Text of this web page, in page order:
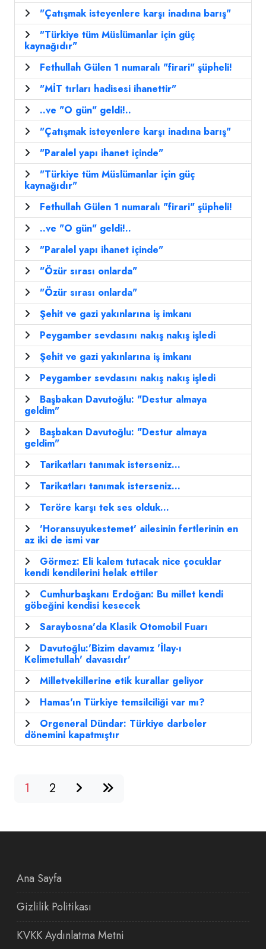
"Çatışmak isteyenlere karşı inadına barış"
"Türkiye tüm Müslümanlar için güç
kaynağıdır"
Fethullah Gülen 1 numaralı "firari" şüpheli!
"MİT tırları hadisesi ihanettir"
..ve "O gün" geldi!..
"Çatışmak isteyenlere karşı inadına barış"
"Paralel yapı ihanet içinde"
"Türkiye tüm Müslümanlar için güç
kaynağıdır"
Fethullah Gülen 1 numaralı "firari" şüpheli!
..ve "O gün" geldi!..
"Paralel yapı ihanet içinde"
"Özür sırası onlarda"
"Özür sırası onlarda"
Şehit ve gazi yakınlarına iş imkanı
Peygamber sevdasını nakış nakış işledi
Şehit ve gazi yakınlarına iş imkanı
Peygamber sevdasını nakış nakış işledi
Başbakan Davutoğlu: "Destur almaya
geldim"
Başbakan Davutoğlu: "Destur almaya
geldim"
Tarikatları tanımak isterseniz...
Tarikatları tanımak isterseniz...
Teröre karşı tek ses olduk...
'Horansuyukestemet' ailesinin fertlerinin en
az iki de ismi var
Görmez: Eli kalem tutacak nice çocuklar
kendi kendilerini helak ettiler
Cumhurbaşkanı Erdoğan: Bu millet kendi
göbeğini kendisi kesecek
Saraybosna'da Klasik Otomobil Fuarı
Davutoğlu:'Bizim davamız 'İlay-ı
Kelimetullah' davasıdır'
Milletvekillerine etik kurallar geliyor
Hamas'ın Türkiye temsilciliği var mı?
Orgeneral Dündar: Türkiye darbeler
dönemini kapatmıştır
1 2
Ana Sayfa
Gizlilik Politikası
KVKK Aydınlatma Metni